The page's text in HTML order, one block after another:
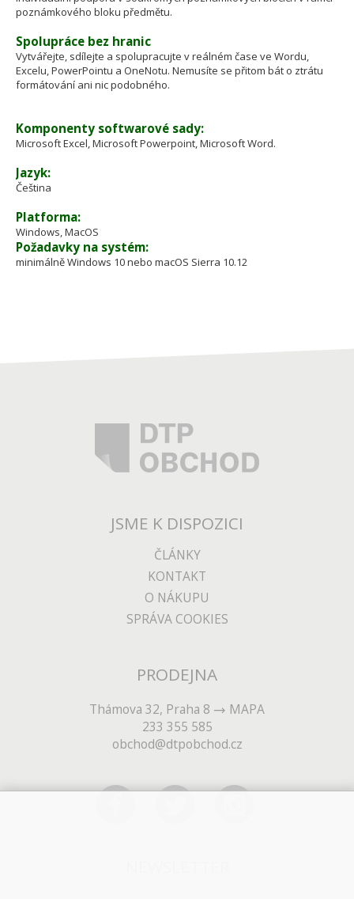
poznámkového bloku předmětu.
Spolupráce bez hranic
Vytvářejte, sdílejte a spolupracujte v reálném čase ve Wordu,
Excelu, PowerPointu a OneNotu. Nemusíte se přitom bát o ztrátu
formátování ani nic podobného.
Komponenty softwarové sady:
Microsoft Excel, Microsoft Powerpoint, Microsoft Word.
Jazyk:
Čeština
Platforma:
Windows, MacOS
Požadavky na systém:
minimálně Windows 10 nebo macOS Sierra 10.12
JSME K DISPOZICI
ČLÁNKY
KONTAKT
O NÁKUPU
SPRÁVA COOKIES
PRODEJNA
Thámova 32, Praha 8
MAPA
233 355 585
obchod@dtpobchod.cz